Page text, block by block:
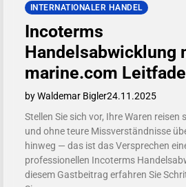
INTERNATIONALER HANDEL
Incoterms
Handelsabwicklung
marine.com
by Waldemar Bigler24.11.2025
Stellen Sie sich vor, Ihre Waren reisen
und ohne teure Missverständnisse
hinweg — das ist das Versprechen
professionellen Incoterms
diesem Gastbeitrag erfahren Sie